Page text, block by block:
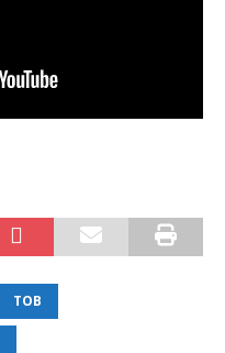
TOB